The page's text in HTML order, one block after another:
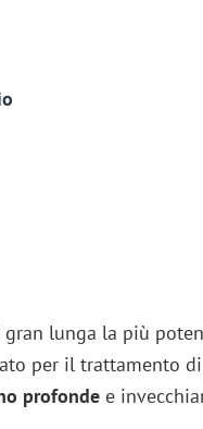
gran lunga la più
per il trattamento
profondee